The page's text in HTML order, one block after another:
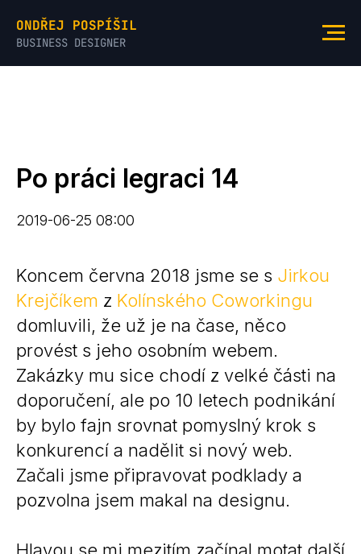
ONDŘEJ POSPÍŠIL
BUSINESS DESIGNER
Po práci legraci 14
2019-06-25 08:00
Koncem června 2018 jsme se s Jirkou
Krejčíkem z Kolínského Coworkingu
domluvili, že už je na čase, něco
provést s jeho osobním webem.
Zakázky mu sice chodí z velké části na
doporučení, ale po 10 letech podnikání
by bylo fajn srovnat pomyslný krok s
konkurencí a nadělit si nový web.
Začali jsme připravovat podklady a
pozvolna jsem makal na designu.